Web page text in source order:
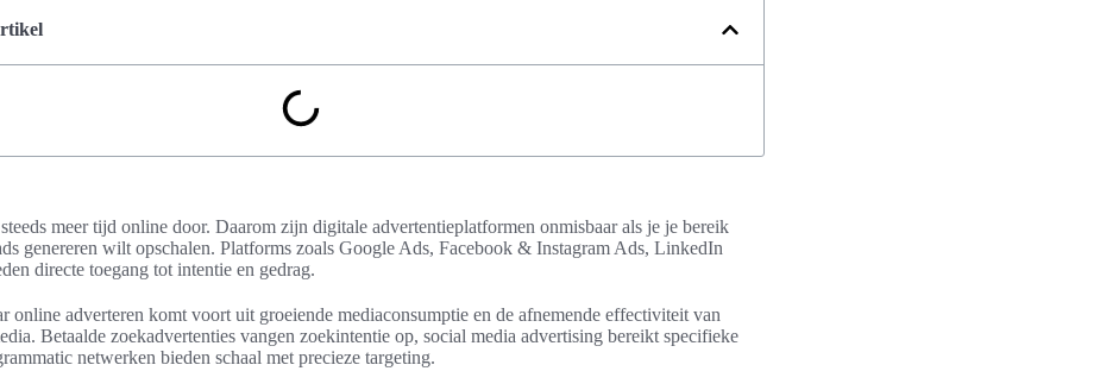
meer tijd online door. Daarom zijn digitale advertentieplatformen onmisbaar als je je bereik
genereren wilt opschalen. Platforms zoals Google Ads, Facebook & Instagram Ads, LinkedIn
directe toegang tot intentie en gedrag.
online adverteren komt voort uit groeiende mediaconsumptie en de afnemende effectiviteit van
Betaalde zoekadvertenties vangen zoekintentie op, social media advertising bereikt specifieke
netwerken bieden schaal met precieze targeting.